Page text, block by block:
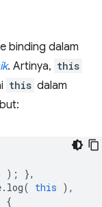
binding dalam
. Artinya, this
this dalam
);
},
. log( this ),
{